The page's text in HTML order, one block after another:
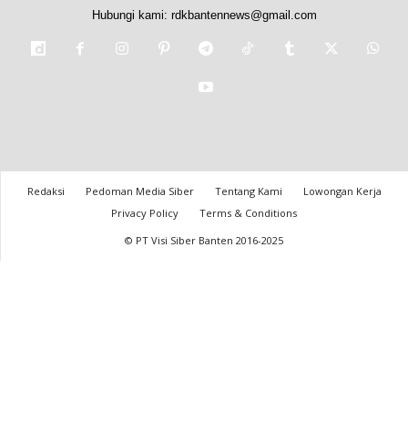
Hubungi kami: rdkbantennews@gmail.com
Redaksi Pedoman Media Siber Tentang Kami
Lowongan Kerja
Privacy Policy
Terms & Conditions
© PT Visi Siber Banten 2016-2025